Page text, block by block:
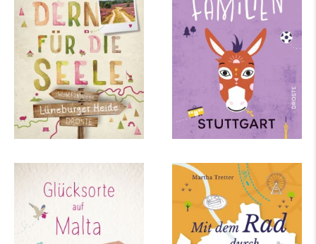
mehr Infos … mehr Infos …
Petra Sparrer
Glücksorte auf Malta
Martha Tretter
Mit dem Rad durch
Wien